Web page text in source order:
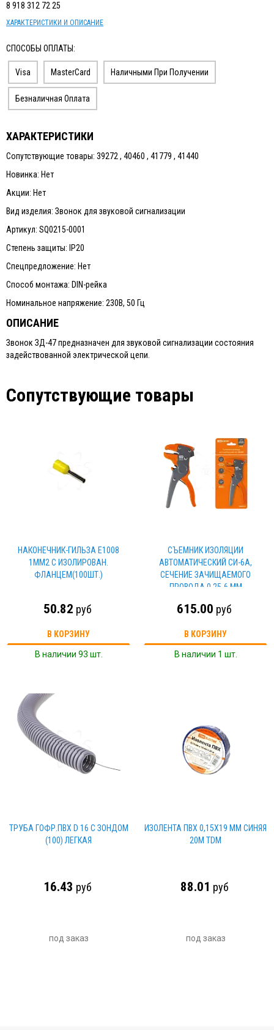
8 918 312 72 25
ХАРАКТЕРИСТИКИ И ОПИСАНИЕ
СПОСОБЫ ОПЛАТЫ:
Visa MasterCard Наличными При Получении
Безналичная Оплата
ХАРАКТЕРИСТИКИ
Сопутствующие товары: 39272 , 40460 , 41779 , 41440
Новинка: Нет
Акции: Нет
Вид изделия: Звонок для звуковой сигнализации
Артикул: SQ0215-0001
Степень защиты: IP20
Спецпредложение: Нет
Способ монтажа: DIN-рейка
Номинальное напряжение: 230В, 50 Гц
ОПИСАНИЕ
Звонок ЗД-47 предназначен для звуковой сигнализации состояния
задействованной электрической цепи.
Сопутствующие товары
НАКОНЕЧНИК-ГИЛЬЗА Е1008
1ММ2 С ИЗОЛИРОВАН.
ФЛАНЦЕМ(100ШТ.)
50.82 руб
В КОРЗИНУ
В наличии 93 шт.
СЪЕМНИК ИЗОЛЯЦИИ
АВТОМАТИЧЕСКИЙ СИ-6А,
СЕЧЕНИЕ ЗАЧИЩАЕМОГО
ПРОВОДА 0,25-6 ММ
615.00 руб
В КОРЗИНУ
В наличии 1 шт.
ТРУБА ГОФР.ПВХ D 16 С ЗОНДОМ
(100) ЛЕГКАЯ
16.43 руб
под заказ
ИЗОЛЕНТА ПВХ 0,15Х19 ММ СИНЯЯ
20М TDM
88.01 руб
под заказ